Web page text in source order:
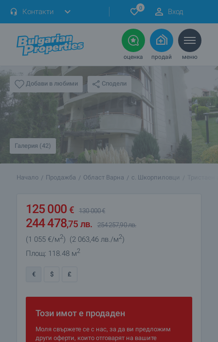
Контакти 0 Вход
оценка продай меню
Добави в любими Сподели
Галерия (42)
Начало Продажба Област Варна с. Шкорпиловци
125 000€ 130 000
244 478,75
(1 055 €/м2) (2 063,46 лв./м2)
Площ: 118.48 м2
€ $ £
Този имот е продаден
Моля свържете се с нас, за да ви предложим
други оферти, които отговарят на вашите